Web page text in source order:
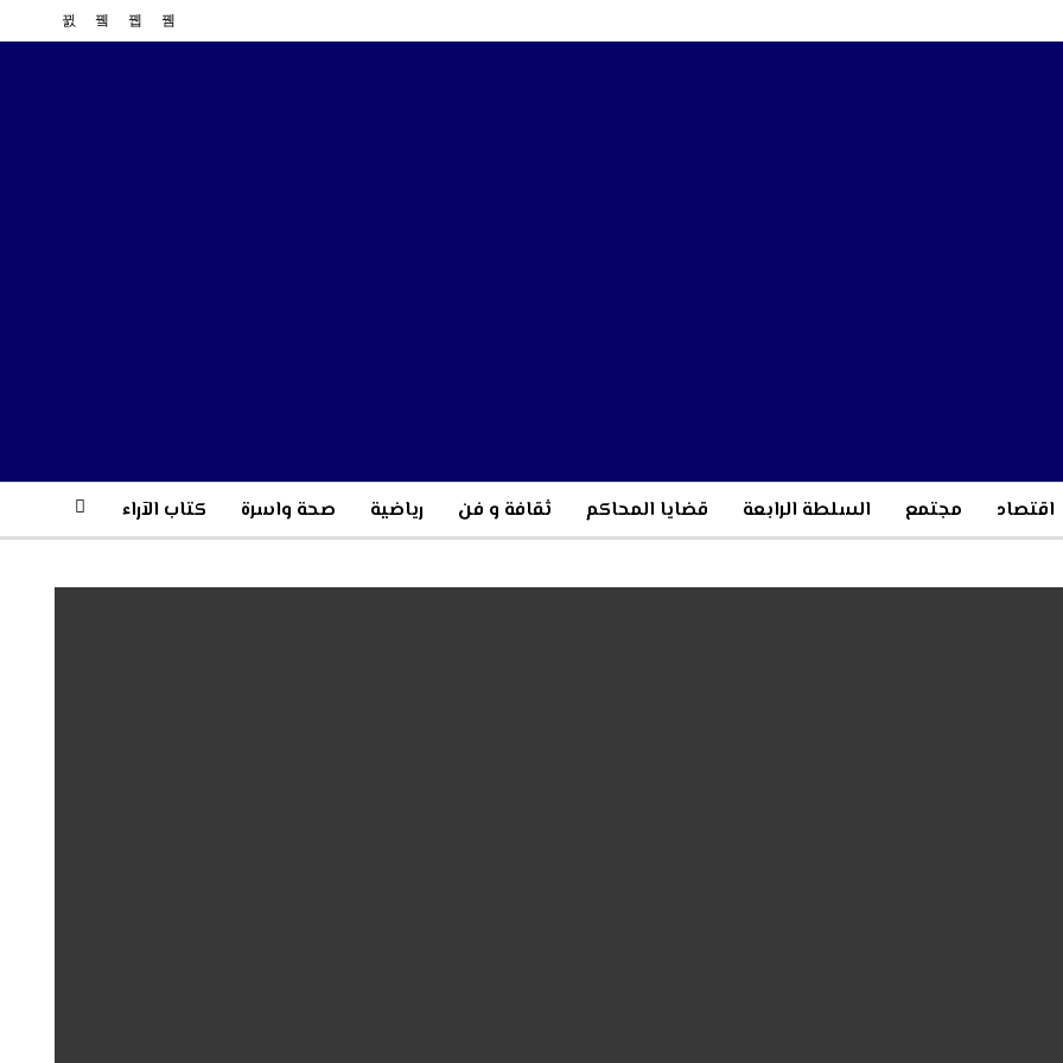
اقتصاد مجتمع السلطة الرابعة قضايا المحاكم ثقافة و فن رياضية صحة واسرة
كتاب الآراء